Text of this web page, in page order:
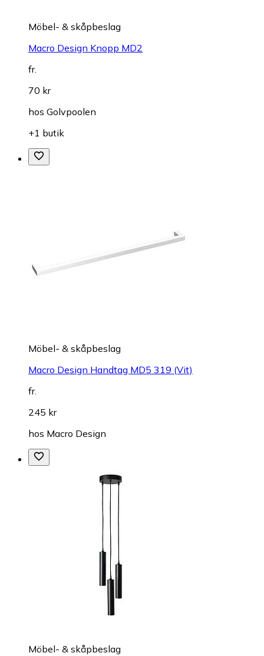
Möbel- & skåpbeslag
Macro Design Knopp MD2
fr.
70 kr
hos Golvpoolen
+1 butik
Möbel- & skåpbeslag
Macro Design Handtag MD5 319 (Vit)
fr.
245 kr
hos Macro Design
Möbel- & skåpbeslag